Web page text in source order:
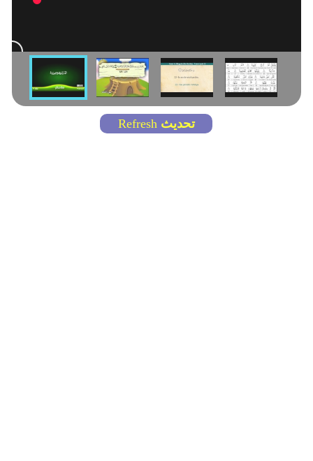
Refresh تحديث